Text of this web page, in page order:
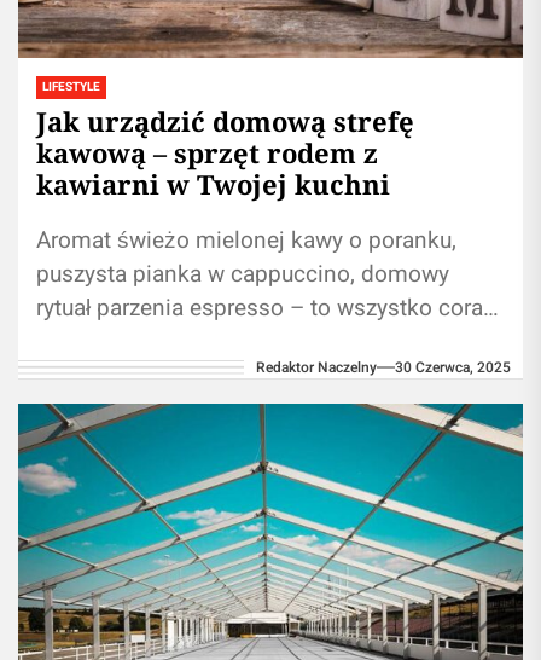
LIFESTYLE
​Jak urządzić domową strefę
kawową – sprzęt rodem z
kawiarni w Twojej kuchni
Aromat świeżo mielonej kawy o poranku,
puszysta pianka w cappuccino, domowy
rytuał parzenia espresso – to wszystko coraz
Redaktor Naczelny 30 Czerwca, 2025